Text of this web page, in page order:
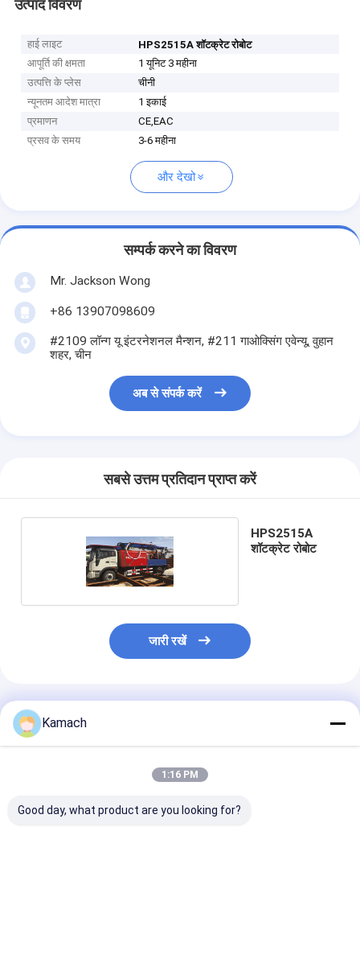
उत्पाद विवरण
हाई लाइट
HPS2515A शॉटक्रेट रोबोट
आपूर्ति की क्षमता
1 यूनिट 3 महीना
उत्पत्ति के प्लेस
चीनी
न्यूनतम आदेश मात्रा
1 इकाई
प्रमाणन
CE,EAC
प्रसव के समय
3-6 महीना
और देखो
सम्पर्क करने का विवरण
Mr. Jackson Wong
+86 13907098609
#2109 लॉन्ग यू इंटरनेशनल मैन्शन, #211 गाओक्सिंग एवेन्यू, वुहान
शहर, चीन
अब से संपर्क करें
सबसे उत्तम प्रतिदान प्राप्त करें
HPS2515A
शॉटक्रेट रोबोट
जारी रखें
अनुशंसित उत्पाद
Kamach
1:16 PM
Good day, what product are you looking for?